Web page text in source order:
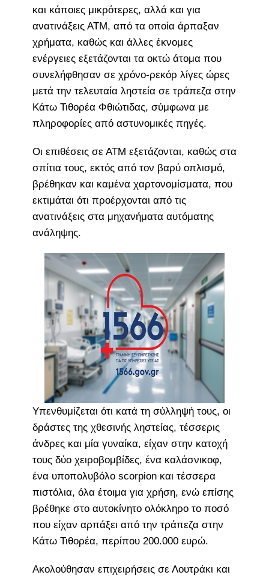
και κάποιες μικρότερες, αλλά και για
ανατινάξεις ΑΤΜ, από τα οποία άρπαξαν
χρήματα, καθώς και άλλες έκνομες
ενέργειες εξετάζονται τα οκτώ άτομα που
συνελήφθησαν σε χρόνο-ρεκόρ λίγες ώρες
μετά την τελευταία ληστεία σε τράπεζα στην
Κάτω Τιθορέα Φθιώτιδας, σύμφωνα με
πληροφορίες από αστυνομικές πηγές.
Οι επιθέσεις σε ΑΤΜ εξετάζονται, καθώς στα
σπίτια τους, εκτός από τον βαρύ οπλισμό,
βρέθηκαν και καμένα χαρτονομίσματα, που
εκτιμάται ότι προέρχονται από τις
ανατινάξεις στα μηχανήματα αυτόματης
ανάληψης.
Υπενθυμίζεται ότι κατά τη σύλληψή τους, οι
δράστες της χθεσινής ληστείας, τέσσερις
άνδρες και μία γυναίκα, είχαν στην κατοχή
τους δύο χειροβομβίδες, ένα καλάσνικοφ,
ένα υποπολυβόλο scorpion και τέσσερα
πιστόλια, όλα έτοιμα για χρήση, ενώ επίσης
βρέθηκε στο αυτοκίνητο ολόκληρο το ποσό
που είχαν αρπάξει από την τράπεζα στην
Κάτω Τιθορέα, περίπου 200.000 ευρώ.
Ακολούθησαν επιχειρήσεις σε Λουτράκι και